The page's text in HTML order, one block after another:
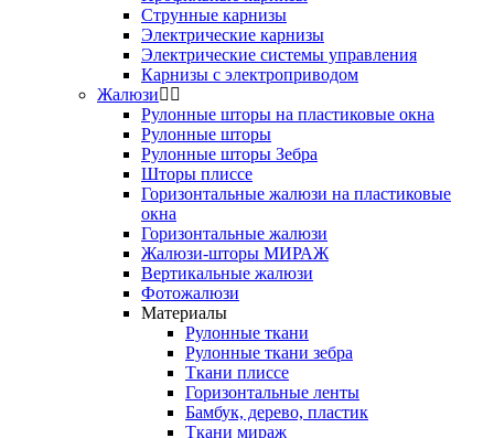
Струнные карнизы
Электрические карнизы
Электрические системы управления
Карнизы с электроприводом
Жалюзи
Рулонные шторы на пластиковые окна
Рулонные шторы
Рулонные шторы Зебра
Шторы плиссе
Горизонтальные жалюзи на пластиковые
окна
Горизонтальные жалюзи
Жалюзи-шторы МИРАЖ
Вертикальные жалюзи
Фотожалюзи
Материалы
Рулонные ткани
Рулонные ткани зебра
Ткани плиссе
Горизонтальные ленты
Бамбук, дерево, пластик
Ткани мираж